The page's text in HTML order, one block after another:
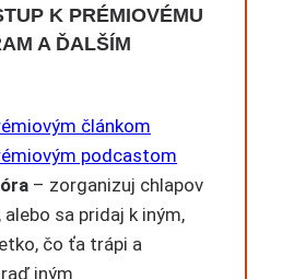
K PRÉMIOVÉMU
A ĎALŠÍM
článkom
podcastom
– zorganizuj chlapov
alebo sa pridaj k iným,
čo ťa trápi a
iným